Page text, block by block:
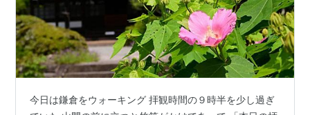
今日は鎌倉をウォーキング 拝観時間の９時半を少し過ぎ